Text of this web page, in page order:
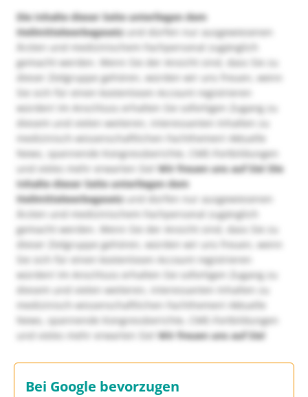
Die Inhalte dieser Seite unterliegen dem
Heilmittelwerbegesetzund dürfen nur ausgewiesenen
Ärzten und medizinischem Fachpersonal zugänglich
gemacht werden. Wenn Sie der Ansicht sind, dass Sie zu
dieser Zielgruppe gehören, würden wir uns freuen, wenn
Sie sich für einen kostenlosen Account registrieren
würden! Im Anschluss erhalten Sie sofortigen Zugang zu
diesem und vielen weiteren, interessanten Inhalten zu
medizinisch-wissenschaftlichen Fachthemen! Aktuelle
News, spannende Kongressberichte, CME-Fortbildungen
und vieles mehr erwarten Sie!Wir freuen uns auf Sie! Die
Inhalte dieser Seite unterliegen dem
Heilmittelwerbegesetzund dürfen nur ausgewiesenen
Ärzten und medizinischem Fachpersonal zugänglich
gemacht werden. Wenn Sie der Ansicht sind, dass Sie zu
dieser Zielgruppe gehören, würden wir uns freuen, wenn
Sie sich für einen kostenlosen Account registrieren
würden! Im Anschluss erhalten Sie sofortigen Zugang zu
diesem und vielen weiteren, interessanten Inhalten zu
medizinisch-wissenschaftlichen Fachthemen! Aktuelle
News, spannende Kongressberichte, CME-Fortbildungen
und vieles mehr erwarten Sie!Wir freuen uns auf Sie!
Bei Google bevorzugen